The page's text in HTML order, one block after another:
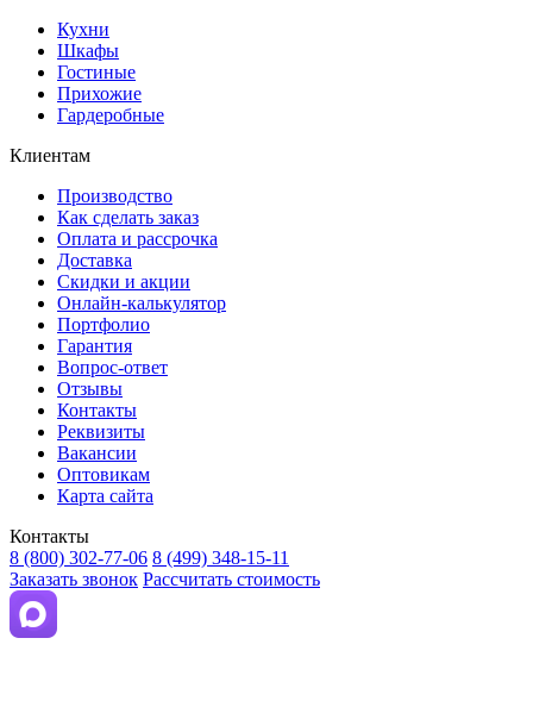
Кухни
Шкафы
Гостиные
Прихожие
Гардеробные
Клиентам
Производство
Как сделать заказ
Оплата и рассрочка
Доставка
Скидки и акции
Онлайн-калькулятор
Портфолио
Гарантия
Вопрос-ответ
Отзывы
Контакты
Реквизиты
Вакансии
Оптовикам
Карта сайта
Контакты
8 (800) 302-77-06 8 (499) 348-15-11
Заказать звонок Рассчитать стоимость